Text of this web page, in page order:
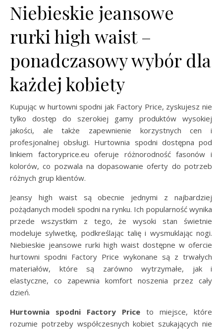
Niebieskie jeansowe
rurki high waist –
ponadczasowy wybór dla
każdej kobiety
Kupując w hurtowni spodni jak Factory Price, zyskujesz nie
tylko dostęp do szerokiej gamy produktów wysokiej
jakości, ale także zapewnienie korzystnych cen i
profesjonalnej obsługi. Hurtownia spodni dostępna pod
linkiem factoryprice.eu oferuje różnorodność fasonów i
kolorów, co pozwala na dopasowanie oferty do potrzeb
różnych grup klientów.
Jeansy high waist są obecnie jednymi z najbardziej
pożądanych modeli spodni na rynku. Ich popularność wynika
przede wszystkim z tego, że wysoki stan świetnie
modeluje sylwetkę, podkreślając talię i wysmuklając nogi.
Niebieskie jeansowe rurki high waist dostępne w ofercie
hurtowni spodni Factory Price wykonane są z trwałych
materiałów, które są zarówno wytrzymałe, jak i
elastyczne, co zapewnia komfort noszenia przez cały
dzień.
Hurtownia spodni Factory Price to miejsce, które
rozumie potrzeby współczesnych kobiet szukających nie